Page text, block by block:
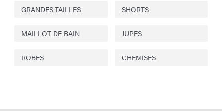
GRANDES TAILLES SHORTS
MAILLOT DE BAIN JUPES
ROBES CHEMISES